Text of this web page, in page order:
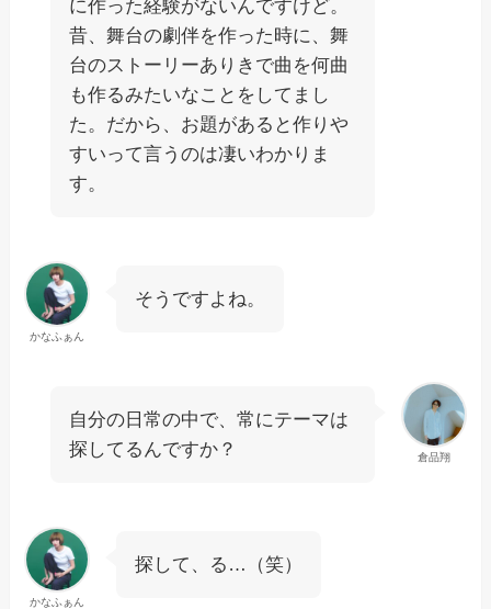
に作った経験がないんですけど。
昔、舞台の劇伴を作った時に、舞
台のストーリーありきで曲を何曲
も作るみたいなことをしてまし
た。だから、お題があると作りや
すいって言うのは凄いわかりま
す。
かなふぁん
そうですよね。
倉品翔
自分の日常の中で、常にテーマは
探してるんですか？
かなふぁん
探して、る…（笑）